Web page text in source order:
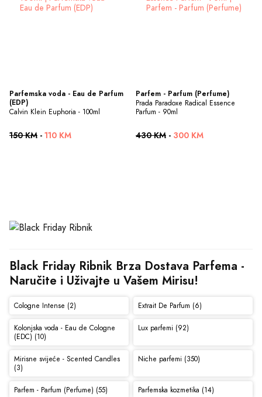
Parfemska voda - Eau de Parfum
(EDP)
Calvin Klein Euphoria - 100ml
150 KM - 110 KM
Parfem - Parfum (Perfume)
Prada Paradoxe Radical Essence
Parfum - 90ml
430 KM - 300 KM
Black Friday Ribnik Brza Dostava Parfema -
Naručite i Uživajte u Vašem Mirisu!
Cologne Intense (2) Extrait De Parfum (6)
Kolonjska voda - Eau de Cologne
(EDC) (10)
Lux parfemi (92)
Mirisne svijeće - Scented Candles
(3)
Niche parfemi (350)
Parfem - Parfum (Perfume) (55) Parfemska kozmetika (14)